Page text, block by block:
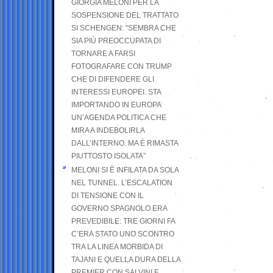
GIORGIA MELONI PER LA
SOSPENSIONE DEL TRATTATO
SI SCHENGEN: “SEMBRA CHE
SIA PIÙ PREOCCUPATA DI
TORNARE A FARSI
FOTOGRAFARE CON TRUMP
CHE DI DIFENDERE GLI
INTERESSI EUROPEI. STA
IMPORTANDO IN EUROPA
UN’AGENDA POLITICA CHE
MIRA A INDEBOLIRLA
DALL’INTERNO. MA È RIMASTA
PIUTTOSTO ISOLATA”
MELONI SI È INFILATA DA SOLA
NEL TUNNEL. L’ESCALATION
DI TENSIONE CON IL
GOVERNO SPAGNOLO ERA
PREVEDIBILE: TRE GIORNI FA
C’ERA STATO UNO SCONTRO
TRA LA LINEA MORBIDA DI
TAJANI E QUELLA DURA DELLA